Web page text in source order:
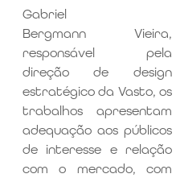
Gabriel
Bergmann Vieira,
responsável pela
direção de design
estratégico da Vasto, os
trabalhos apresentam
adequação aos públicos
de interesse e relação
com o mercado, com